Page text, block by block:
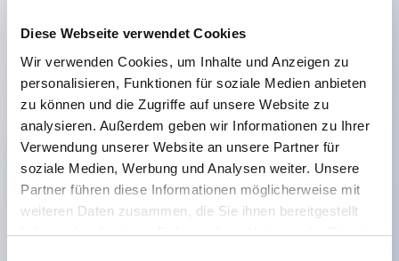
Diese Webseite verwendet Cookies
Wir verwenden Cookies, um Inhalte und Anzeigen zu
personalisieren, Funktionen für soziale Medien anbieten
zu können und die Zugriffe auf unsere Website zu
analysieren. Außerdem geben wir Informationen zu Ihrer
Verwendung unserer Website an unsere Partner für
soziale Medien, Werbung und Analysen weiter. Unsere
Partner führen diese Informationen möglicherweise mit
weiteren Daten zusammen, die Sie ihnen bereitgestellt
haben oder die sie im Rahmen Ihrer Nutzung der Dienste
LED-Lampenkörper
Schutzarten IP40 und IP65 vollständig verfügbar
(IEC 60529)
UL- und CSA-zertifiziert. Entspricht EN (Europa)
Normen. CCC-zertifiziert (außer Anzeigeleuchten).
Mit speziellem Zubehör leicht auf Φ22 Flash-
Silhouette umstellbar